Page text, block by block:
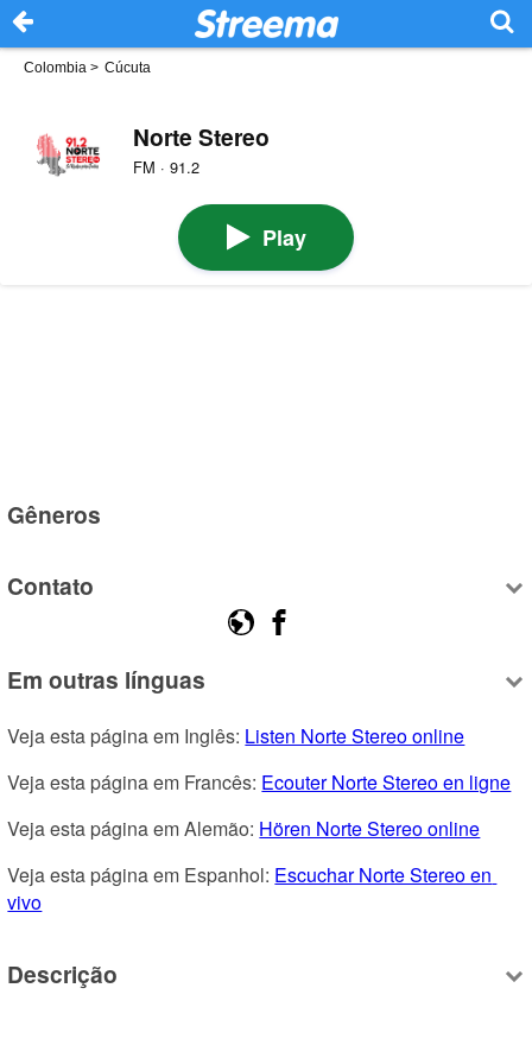
Colombia > Cúcuta
Norte Stereo
FM · 91.2
Play
Gêneros
Contato
Em outras línguas
Veja esta página em Inglês: Listen Norte Stereo online
Veja esta página em Francês: Ecouter Norte Stereo en ligne
Veja esta página em Alemão: Hören Norte Stereo online
Veja esta página em Espanhol: Escuchar Norte Stereo en
vivo
Descrição